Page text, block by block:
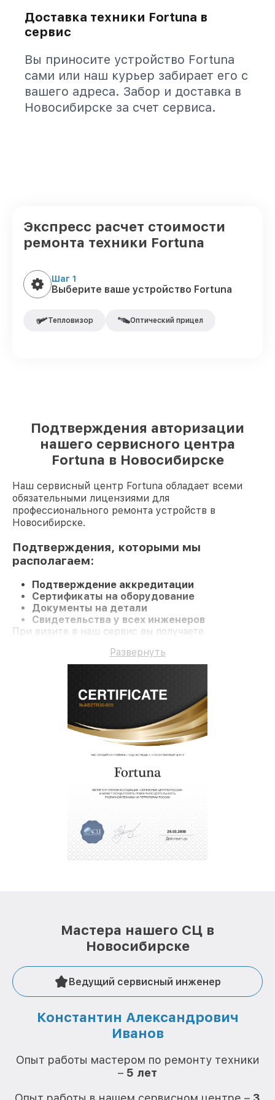
Доставка техники Fortuna в
сервис
Вы приносите устройство Fortuna
сами или наш курьер забирает его с
вашего адреса. Забор и доставка в
Новосибирске за счет сервиса.
Экспресс расчет стоимости
ремонта техники Fortuna
Шаг 1
Выберите ваше устройство Fortuna
Тепловизор Оптический прицел
Подтверждения авторизации
нашего сервисного центра
Fortuna в Новосибирске
Наш сервисный центр Fortuna обладает всеми
обязательными лицензиями для
профессионального ремонта устройств в
Новосибирске.
Подтверждения, которыми мы
располагаем:
Подтверждение аккредитации
Сертификаты на оборудование
Документы на детали
Свидетельства у всех инженеров
При визите в наш сервис вы получаете
лет на ремонт и детали.Развернуть
Мастера нашего СЦ в
Новосибирске
Ведущий сервисный инженер
Константин Александрович
Иванов
Опыт работы мастером по ремонту техники
– 5 лет